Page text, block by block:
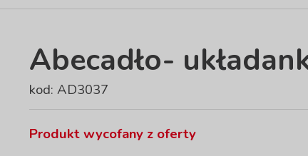
Abecadło-
kod: AD3037
Produkt wycofany z oferty